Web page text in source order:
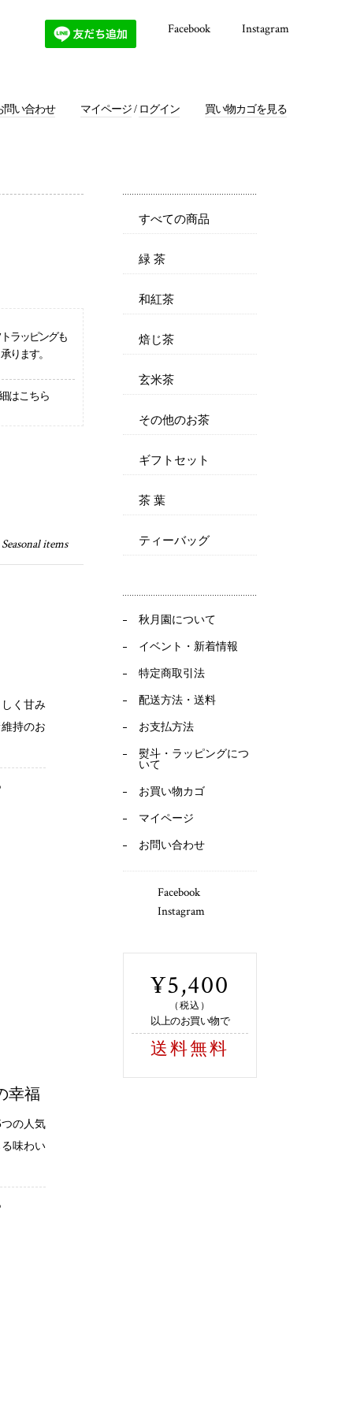
問い合わせ マイページ / ログイン 買い物カゴを見る
Facebook Instagram
ラッピングも
承ります。
はこちら
items
く甘み
持のお
幸福
の人気
味わい
すべての商品
緑 茶
和紅茶
焙じ茶
玄米茶
その他のお茶
ギフトセット
茶 葉
ティーバッグ
秋月園について
イベント・新着情報
特定商取引法
配送方法・送料
お支払方法
熨斗・ラッピングにつ
いて
お買い物カゴ
マイページ
お問い合わせ
Facebook
Instagram
¥5,400
（税込）
以上のお買い物で
送料無料